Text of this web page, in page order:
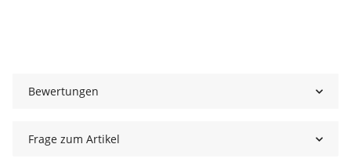
Bewertungen
Frage zum Artikel